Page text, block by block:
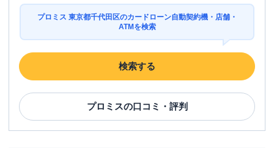
プロミス 東京都千代田区のカードローン自動契約機・店舗・
ATMを検索
検索する
プロミスの口コミ・評判